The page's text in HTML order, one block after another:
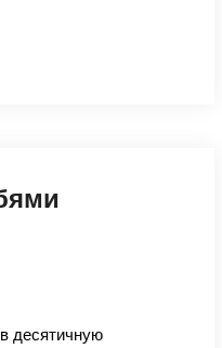
десятичную